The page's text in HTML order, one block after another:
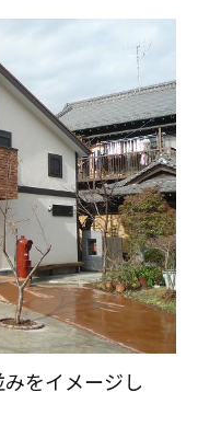
をイメージし